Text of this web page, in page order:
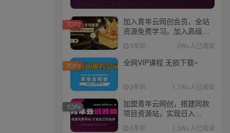
加入青年云网创会员，全站
资源免费学习。加入高级合
伙人，推广日入1000+
3年前 2W+人已阅读
TOP2
全网VIP课程 无损下载~
2年前 1.7W+人已阅读
TOP3
加盟青年云网创，搭建同款
项目资源站，实现日入
2000+
3年前 1.3W+人已阅读
TOP4